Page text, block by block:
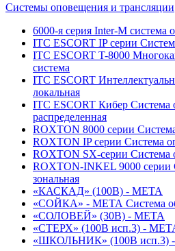
Системы оповещения и трансляции
6000-я серия Inter-M система
ITC ESCORT IP серии
ITC ESCORT T-8000
система
ITC ESCORT
локальная
ITC ESCORT Кибер Система
распределенная
ROXTON 8000 серии
ROXTON IP серии Система
ROXTON SX-серии Система
ROXTON-INKEL 9000 серии
зональная
«КАСКАД» (100В) - МЕТА
«СОЙКА» - МЕТА Система
«СОЛОВЕЙ» (30В) - МЕТА
«СТЕРХ» (100В исп.3) -
«ШКОЛЬНИК» (100В исп.3)